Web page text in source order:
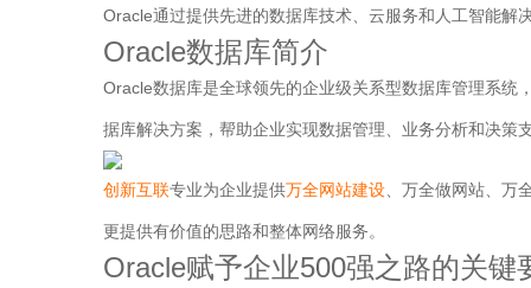
Oracle通过提供先进的数据库技术、云服务和人工智能解
Oracle数据库简介
Oracle数据库是全球领先的企业级关系型数据库管理系
据库解决方案，帮助企业实现数据管理、业务分析和决策
创新互联专业为企业提供万全网站建设、万全做网站、万
更提供有价值的思路和整体网络服务。
Oracle赋予企业500强之路的关键